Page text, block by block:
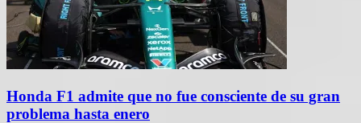
Honda F1 admite que no fue consciente de su gran
problema hasta enero